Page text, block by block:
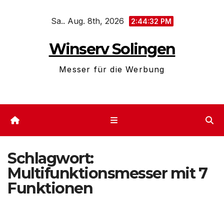
Sa.. Aug. 8th, 2026 2:44:32 PM
Winserv Solingen
Messer für die Werbung
Schlagwort:
Multifunktionsmesser mit 7
Funktionen